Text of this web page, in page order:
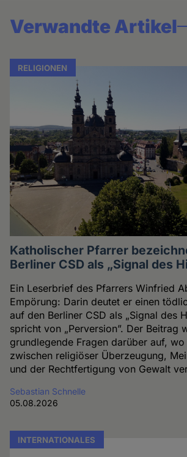
Verwandte Artikel
RELIGIONEN
Katholischer Pfarrer
Berliner CSD als „Signal des
Ein Leserbrief des Pfarrers Winfried
Empörung: Darin deutet er einen
auf den Berliner CSD als „Signal des
spricht von „Perversion”. Der Beitrag
grundlegende Fragen darüber auf,
zwischen religiöser Überzeugung,
und der Rechtfertigung von Gewalt
Sebastian Schnelle
05.08.2026
INTERNATIONALES